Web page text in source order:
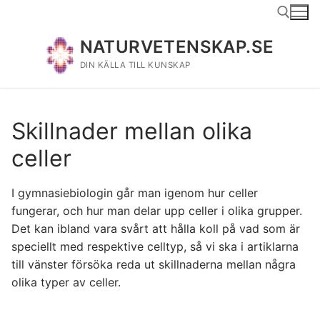
Sök:
NATURVETENSKAP.SE
DIN KÄLLA TILL KUNSKAP
Skillnader mellan olika
celler
I gymnasiebiologin går man igenom hur celler
fungerar, och hur man delar upp celler i olika grupper.
Det kan ibland vara svårt att hålla koll på vad som är
speciellt med respektive celltyp, så vi ska i artiklarna
till vänster försöka reda ut skillnaderna mellan några
olika typer av celler.